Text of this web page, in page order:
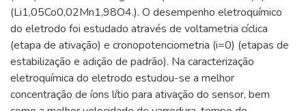
(Li1,05Co0,02Mn1,98O4.). O desempenho eletroquímico
do eletrodo foi estudado através de voltametria cíclica
(etapa de ativação) e cronopotenciometria (i=0) (etapas de
estabilização e adição de padrão). Na caracterização
eletroquímica do eletrodo estudou-se a melhor
concentração de íons lítio para ativação do sensor, bem